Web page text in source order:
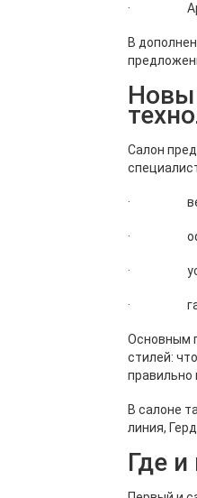
·
В
Салон
· весь
·
·
·
Основным
стилей:
правильно
В салоне
линия,
Где